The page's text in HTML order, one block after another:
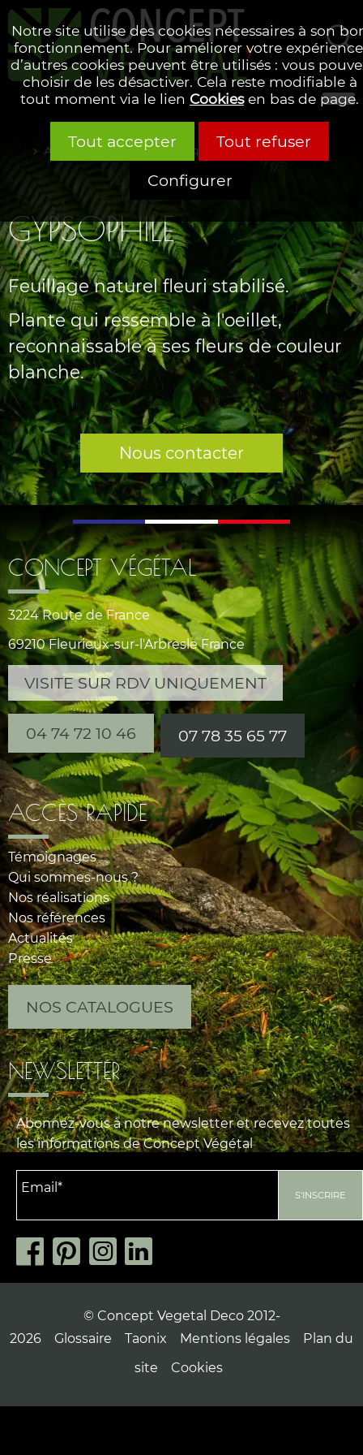
Notre site utilise des cookies nécessaires à son
fonctionnement. Pour améliorer votre
d’autres cookies peuvent être utilisés : vous
choisir de les désactiver. Cela reste modifiable à
tout moment via le lien Cookiesen bas de page.
Tout accepter
Tout refuser
Configurer
Rechercher
Accueil Glossaire alphabétique
GYPSOPHILE
Feuillage naturel fleuri stabilisé.
Plante qui ressemble à l'oeillet,
reconnaissable à ses fleurs de couleur
blanche.
Nous contacter
CONCEPT VÉGÉTAL
3224 Route de France
69210 Fleurieux-sur-l'Arbresle France
VISITE SUR RDV UNIQUEMENT
04 74 72 10 46 07 78 35 65 77
ACCÈS RAPIDE
Témoignages
Qui sommes-nous ?
Nos réalisations
Nos références
Actualités
Presse
NOS CATALOGUES
NEWSLETTER
Abonnez-vous à notre newsletter et recevez toutes
les informations de Concept Végétal
© Concept Vegetal Deco 2012-
2026
Glossaire Taonix Mentions légales
Plan du
site
Cookies